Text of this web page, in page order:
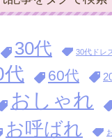
30代 30代ドレ
代 60代
おしゃれ
お呼ばれ